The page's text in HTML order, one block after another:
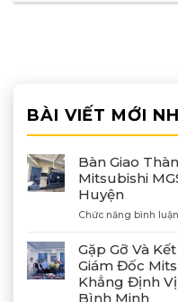
BÀI VIẾT MỚI
Bàn Giao
Mitsubishi
Huyện
Chức năng bình
Gặp Gỡ Và
Giám Đốc
Khẳng Định
Bình Minh